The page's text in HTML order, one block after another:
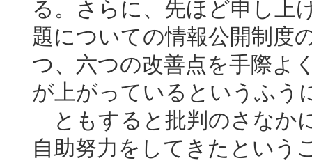
る。さらに、先ほど申し上
題についての情報公開制度
つ、六つの改善点を手際よ
が上がっているというふう
ともすると批判のさなか
自助努力をしてきたという